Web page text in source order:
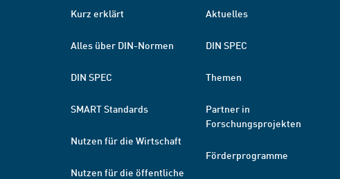
Kurz erklärt
Alles über DIN-Normen
DIN SPEC
SMART Standards
Nutzen für die Wirtschaft
Nutzen für die öffentliche
Aktuelles
DIN SPEC
Themen
Partner in
Forschungsprojekten
Förderprogramme